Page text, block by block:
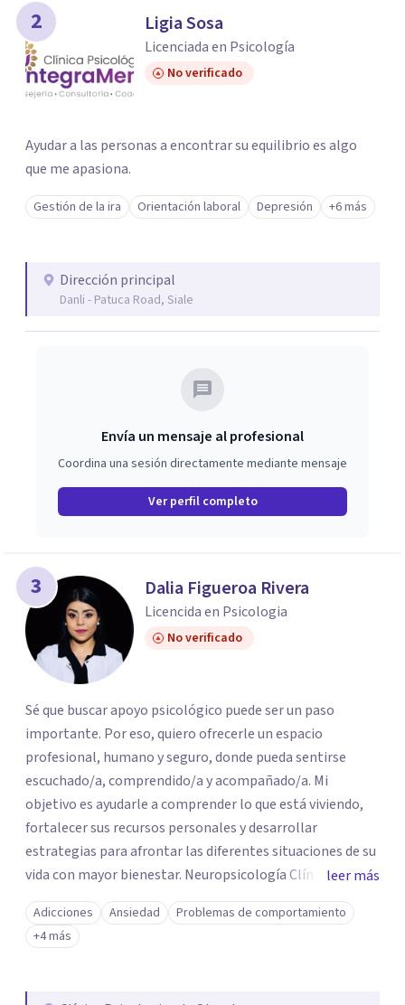
2 Ligia Sosa
Licenciada en Psicología
No verificado
Ayudar a las personas a encontrar su equilibrio es algo
que me apasiona.
Gestión de la ira Orientación laboral Depresión +6 más
Dirección principal
Danli - Patuca Road, Siale
Envía un mensaje al profesional
Coordina una sesión directamente mediante mensaje
Ver perfil completo
3 Dalia Figueroa Rivera
Licencida en Psicologia
No verificado
Sé que buscar apoyo psicológico puede ser un paso
importante. Por eso, quiero ofrecerle un espacio
profesional, humano y seguro, donde pueda sentirse
escuchado/a, comprendido/a y acompañado/a. Mi
objetivo es ayudarle a comprender lo que está viviendo,
fortalecer sus recursos personales y desarrollar
estrategias para afrontar las diferentes situaciones de su
vida con mayor bienestar. Neuropsicología Clínica
Evaluación y valoración neuropsicológica para
comprender el funcionamiento cognitivo, emocional y
conductual, identificando fortalezas y dificultades que
Terapia Cognitivo-Conductual (TCC) Trabajaremos en
leer más
Adicciones Ansiedad
Problemas de comportamiento
+4 más